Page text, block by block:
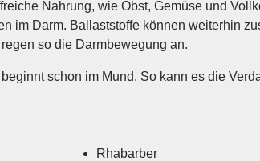
Nahrung, wie Obst, Gemüse und
im Darm. Ballast­stoffe können weiterhin
so die Darm­bewegung an.
schon im Mund. So kann es die
Rhabarber